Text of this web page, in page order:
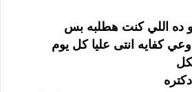
ده اللي كنت هطلبه بس
كفايه انتى عليا كل يوم